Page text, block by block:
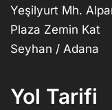
Yeşilyurt Mh.
Plaza Zemin Kat
Seyhan / Adana
Yol Tarifi